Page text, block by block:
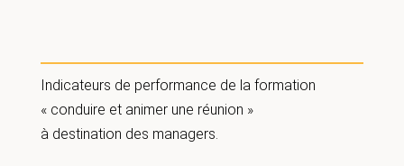
Indicateurs de performance de la formation
« conduire et animer une réunion »
à destination des managers.